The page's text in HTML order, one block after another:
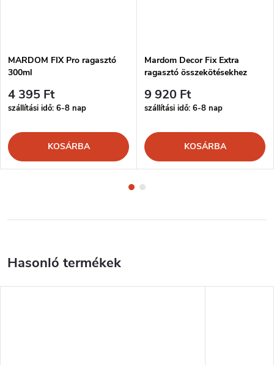
MARDOM FIX Pro ragasztó
300ml
4 395 Ft
szállítási idő: 6-8 nap
KOSÁRBA
Mardom Decor Fix Extra
ragasztó összekötésekhez
9 920 Ft
szállítási idő: 6-8 nap
KOSÁRBA